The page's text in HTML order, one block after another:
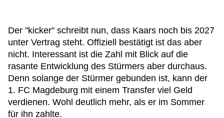
Der "kicker" schreibt nun, dass Kaars noch bis 2027
unter Vertrag steht. Offiziell bestätigt ist das aber
nicht. Interessant ist die Zahl mit Blick auf die
rasante Entwicklung des Stürmers aber durchaus.
Denn solange der Stürmer gebunden ist, kann der
1. FC Magdeburg mit einem Transfer viel Geld
verdienen. Wohl deutlich mehr, als er im Sommer
für ihn zahlte.